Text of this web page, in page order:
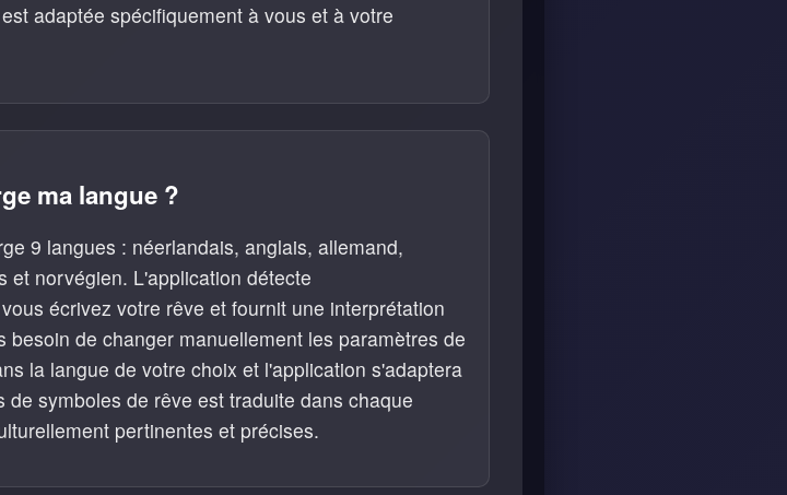
adaptée spécifiquement à vous et à votre
ma langue ?
9 langues : néerlandais, anglais, allemand,
et norvégien. L'application détecte
écrivez votre rêve et fournit une interprétation
de changer manuellement les paramètres de
la langue de votre choix et l'application s'adaptera
symboles de rêve est traduite dans chaque
pertinentes et précises.